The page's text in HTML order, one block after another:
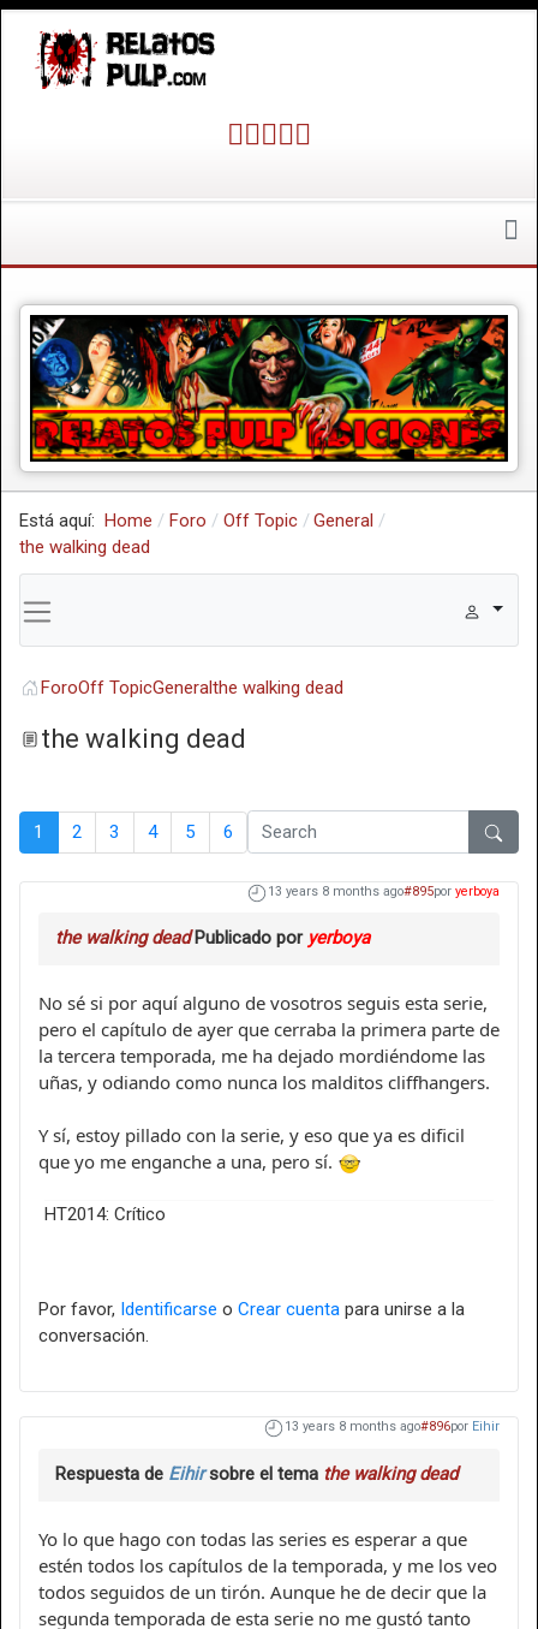
Está aquí: Home Foro Off Topic
General
the walking dead
ForoOff TopicGeneralthe walking dead
the walking dead
1 2 3 4 5 6
13 years 8 months ago#895por yerboya
the walking deadPublicado por yerboya
No sé si por aquí alguno de vosotros seguis esta serie,
pero el capítulo de ayer que cerraba la primera parte de
la tercera temporada, me ha dejado mordiéndome las
uñas, y odiando como nunca los malditos cliffhangers.
Y sí, estoy pillado con la serie, y eso que ya es dificil
que yo me enganche a una, pero sí.
HT2014: Crítico
Por favor, Identificarse o Crear cuenta para unirse a la
conversación.
13 years 8 months ago#896por Eihir
Respuesta de Eihirsobre el tema the walking dead
Yo lo que hago con todas las series es esperar a que
estén todos los capítulos de la temporada, y me los veo
todos seguidos de un tirón. Aunque he de decir que la
segunda temporada de esta serie no me gustó tanto